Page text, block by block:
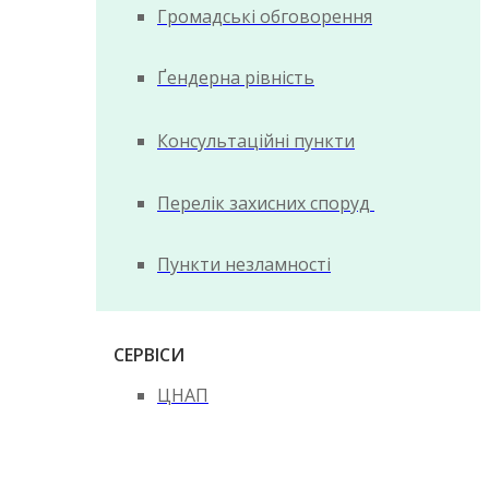
Громадські обговорення
Ґендерна рівність
Консультаційні пункти
Перелік захисних споруд
Пункти незламності
СЕРВІСИ
ЦНАП